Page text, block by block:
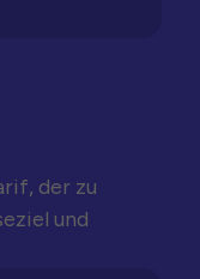
der zu
und